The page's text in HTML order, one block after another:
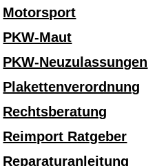
Motorsport
PKW-Maut
PKW-Neuzulassungen
Plakettenverordnung
Rechtsberatung
Reimport Ratgeber
Reparaturanleitung